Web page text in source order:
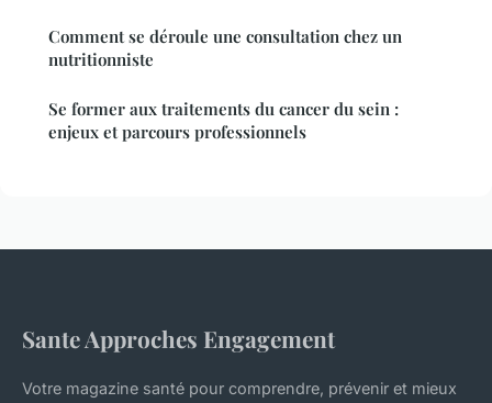
Comment se déroule une consultation chez un
nutritionniste
Se former aux traitements du cancer du sein :
enjeux et parcours professionnels
Sante Approches Engagement
Votre magazine santé pour comprendre, prévenir et mieux